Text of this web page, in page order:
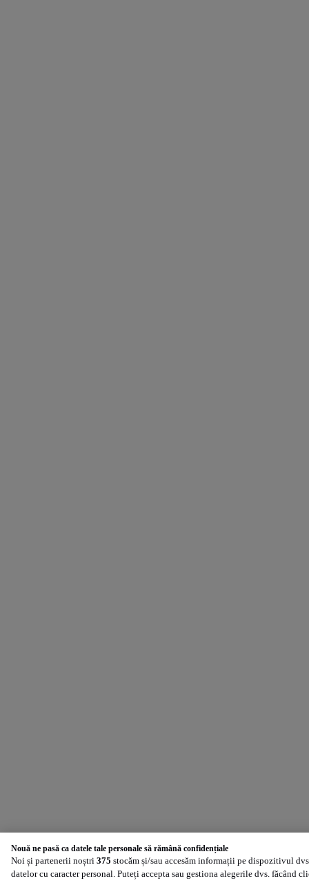
Nouă ne pasă ca datele tale personale să rămână confidențiale
Noi și partenerii noștri 375 stocăm și/sau accesăm informații pe dispozitivul
datelor cu caracter personal. Puteți accepta sau gestiona alegerile dvs. făcând